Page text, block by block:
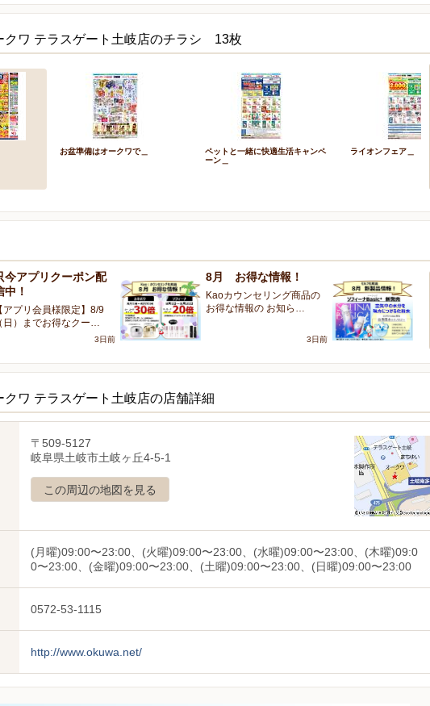
クワ テラスゲート土岐店のチラシ 13枚
お盆準備はオークワで＿
ペットと一緒に快適生活キャンペ
ーン＿
ライオンフェア＿
今アプリクーポン配
中！
【アプリ会員様限定】8/9
（日）までお得なクー…
3日前
8月 お得な情報！
Kaoカウンセリング商品の
お得な情報の お知ら…
3日前
クワ テラスゲート土岐店の店舗詳細
〒509-5127
岐阜県土岐市土岐ヶ丘4-5-1
この周辺の地図を見る
(月曜)09:00〜23:00、(火曜)09:00〜23:00、(水曜)09:00〜23:00、(木曜)09:0
0〜23:00、(金曜)09:00〜23:00、(土曜)09:00〜23:00、(日曜)09:00〜23:00
0572-53-1115
http://www.okuwa.net/